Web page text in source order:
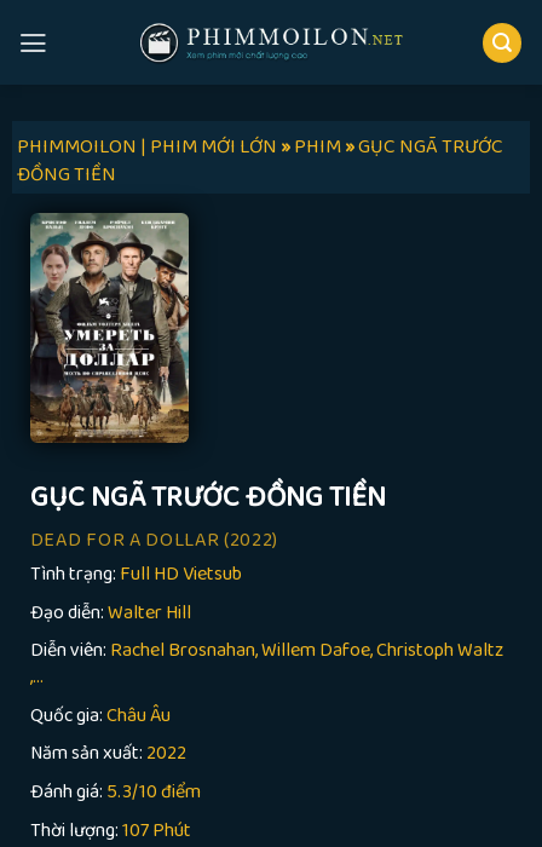
PHIMMOILON | PHIM MỚI LỚN»PHIM»GỤC NGÃ TRƯỚC
ĐỒNG TIỀN
GỤC NGÃ TRƯỚC ĐỒNG TIỀN
DEAD FOR A DOLLAR(2022)
Tình trạng: Full HD Vietsub
Đạo diễn:Walter Hill
Diễn viên: Rachel Brosnahan, Willem Dafoe, Christoph Waltz
,...
Quốc gia:Châu Âu
Năm sản xuất: 2022
Đánh giá: 5.3/10 điểm
Thời lượng:107 Phút